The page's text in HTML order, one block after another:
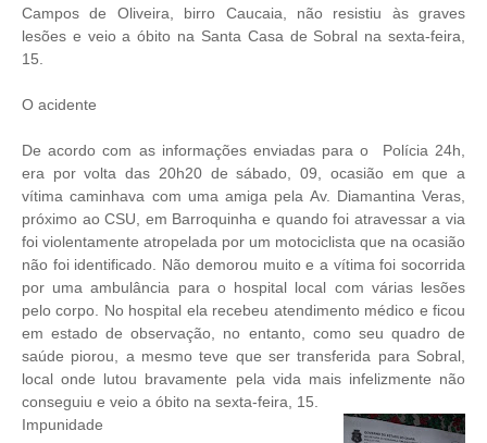
Campos de Oliveira, birro Caucaia, não resistiu às graves
lesões e veio a óbito na Santa Casa de Sobral na sexta-feira,
15.
O acidente
De acordo com as informações enviadas para o Polícia 24h,
era por volta das 20h20 de sábado, 09, ocasião em que a
vítima caminhava com uma amiga pela Av. Diamantina Veras,
próximo ao CSU, em Barroquinha e quando foi atravessar a via
foi violentamente atropelada por um motociclista que na ocasião
não foi identificado. Não demorou muito e a vítima foi socorrida
por uma ambulância para o hospital local com várias lesões
pelo corpo. No hospital ela recebeu atendimento médico e ficou
em estado de observação, no entanto, como seu quadro de
saúde piorou, a mesmo teve que ser transferida para Sobral,
local onde lutou bravamente pela vida mais infelizmente não
conseguiu e veio a óbito na sexta-feira, 15.
Impunidade